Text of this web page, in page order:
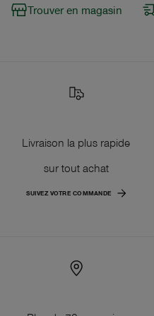
Trouver en magasin
Livraison la plus rapide
sur tout achat
SUIVEZ VOTRE COMMANDE